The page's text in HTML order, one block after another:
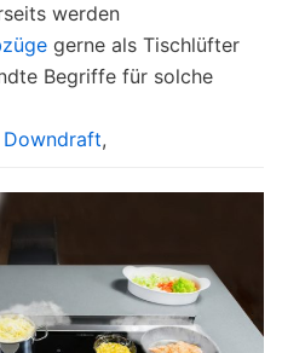
werden
gerne als Tischlüfter
Begriffe für solche
Downdraft,